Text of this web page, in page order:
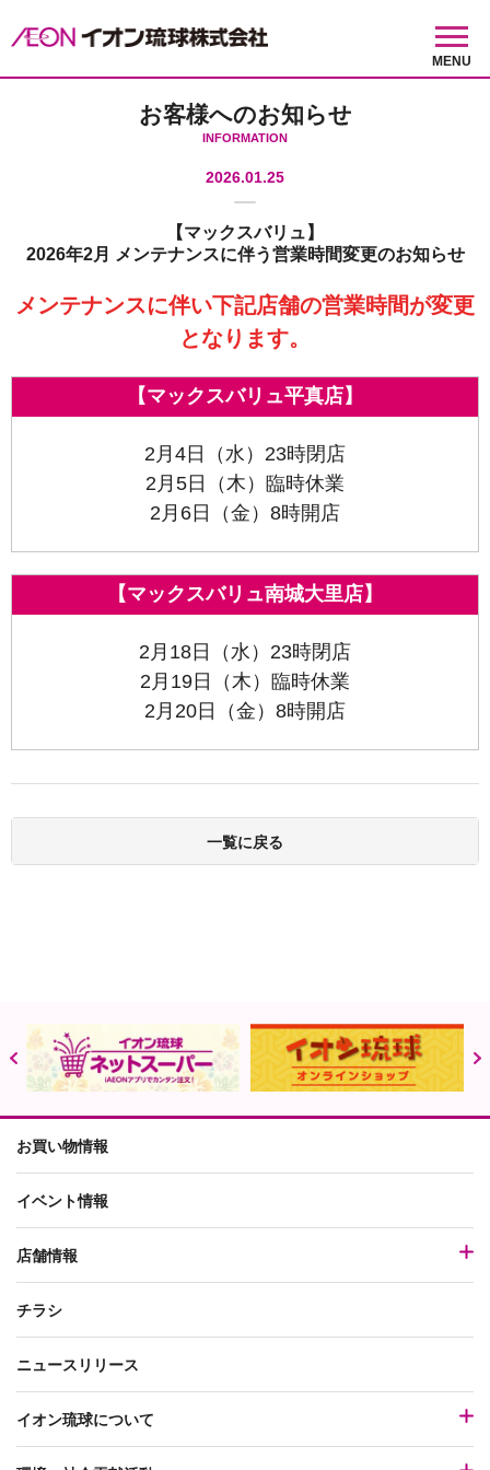
MENU
お客様へのお知らせ
INFORMATION
2026.01.25
【マックスバリュ】
2026年2月 メンテナンスに伴う営業時間変更のお知らせ
メンテナンスに伴い下記店舗の営業時間が変更
となります。
【マックスバリュ平真店】
2月4日（水）23時閉店
2月5日（木）臨時休業
2月6日（金）8時開店
【マックスバリュ南城大里店】
2月18日（水）23時閉店
2月19日（木）臨時休業
2月20日（金）8時開店
一覧に戻る
お買い物情報
イベント情報
店舗情報
チラシ
ニュースリリース
イオン琉球について